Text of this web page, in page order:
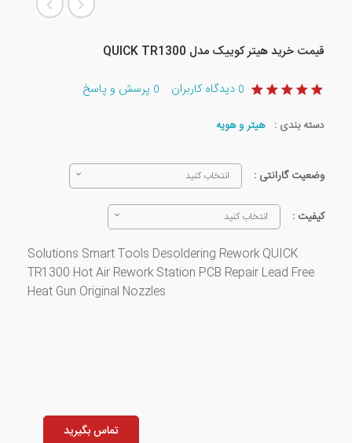
قیمت خرید هیتر کوییک مدل QUICK TR1300
0 دیدگاه کاربران 0 پرسش و پاسخ
دسته بندی : هیتر و هویه
وضعیت گارانتی : انتخاب کنید
کیفیت : انتخاب کنید
Solutions Smart Tools Desoldering Rework QUICK
TR1300 Hot Air Rework Station PCB Repair Lead Free
Heat Gun Original Nozzles
تماس بگیرید